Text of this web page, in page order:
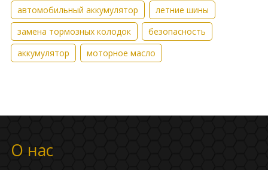
автомобильный аккумулятор
летние шины
замена тормозных колодок
безопасность
аккумулятор
моторное масло
О нас